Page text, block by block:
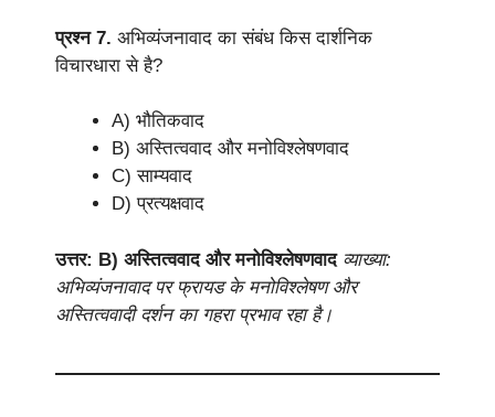
प्रश्न 7. अभिव्यंजनावाद का संबंध किस दार्शनिक
विचारधारा से है?
A) भौतिकवाद
B) अस्तित्ववाद और मनोविश्लेषणवाद
C) साम्यवाद
D) प्रत्यक्षवाद
उत्तर: B) अस्तित्ववाद और मनोविश्लेषणवाद व्याख्या:
अभिव्यंजनावाद पर फ्रायड के मनोविश्लेषण और
अस्तित्ववादी दर्शन का गहरा प्रभाव रहा है।